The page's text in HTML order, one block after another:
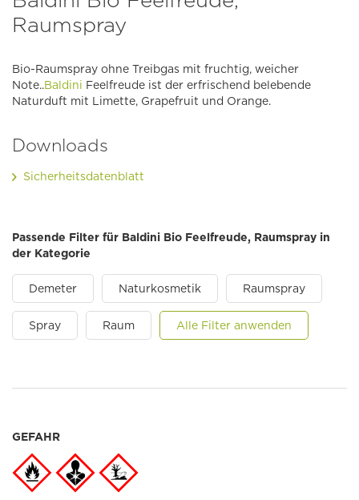
Raumspray
Bio-Raumspray ohne Treibgas mit fruchtig, weicher
Note..Baldini Feelfreude ist der erfrischend belebende
Naturduft mit Limette, Grapefruit und Orange.
Downloads
Sicherheitsdatenblatt
Passende Filter für Baldini Bio Feelfreude, Raumspray in
der Kategorie
Demeter Naturkosmetik Raumspray
Spray Raum Alle Filter anwenden
GEFAHR